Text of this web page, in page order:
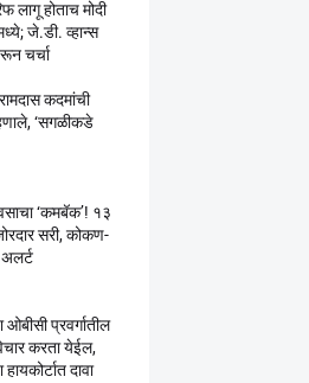
लागू होताच मोदी
जे.डी. व्हान्स
चर्चा
कदमांची
‘सगळीकडे
‘कमबॅक’! १३
सरी, कोकण-
अलर्ट
ओबीसी प्रवर्गातील
करता येईल,
दावा